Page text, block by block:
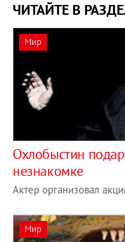
ЧИТАЙТЕ В
Мир
Охлобыстин
незнакомке
Актер организовал
Мир